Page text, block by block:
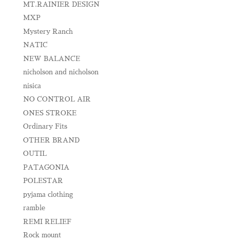
MT.RAINIER DESIGN
MXP
Mystery Ranch
NATIC
NEW BALANCE
nicholson and nicholson
nisica
NO CONTROL AIR
ONES STROKE
Ordinary Fits
OTHER BRAND
OUTIL
PATAGONIA
POLESTAR
pyjama clothing
ramble
REMI RELIEF
Rock mount